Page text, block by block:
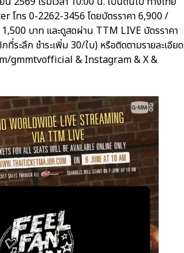
โทร 0-2262-3456 โดยบัตรราคา 6,900 /
บาท และดูสดผ่าน TTM LIVE บัตรราคา
ะลึก ชำระเพิ่ม 30/ใบ) หรือติดตามรายละเอียด
gmmtvofficial & Instagram & X &